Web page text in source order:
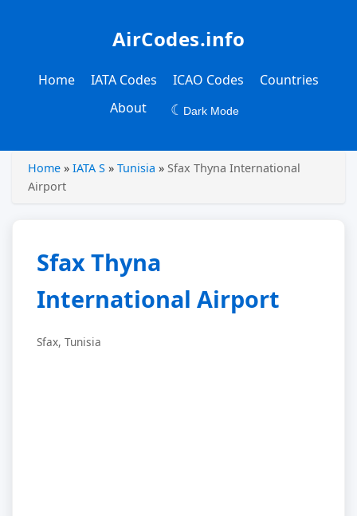
AirCodes.info
Home IATA Codes ICAO Codes
Countries
About
☾ Dark Mode
Home » IATA S » Tunisia » Sfax Thyna International
Airport
Sfax Thyna
International Airport
Sfax, Tunisia